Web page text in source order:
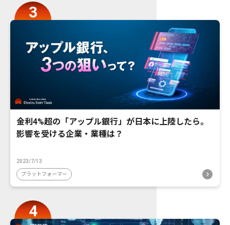
金利4%超の「アップル銀行」が日本に上陸したら。
影響を受ける企業・業種は？
2023/7/13
プラットフォーマー